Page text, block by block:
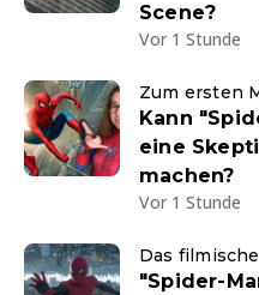
Scene?
Vor 1 Stunde
Zum ersten
Kann
eine
machen?
Vor 1 Stunde
Das
"Spider-